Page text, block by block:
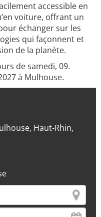
accessible en
voiture, offrant un
échanger sur les
qui façonnent et
de la planète.
de samedi, 09.
à Mulhouse.
Haut-Rhin,